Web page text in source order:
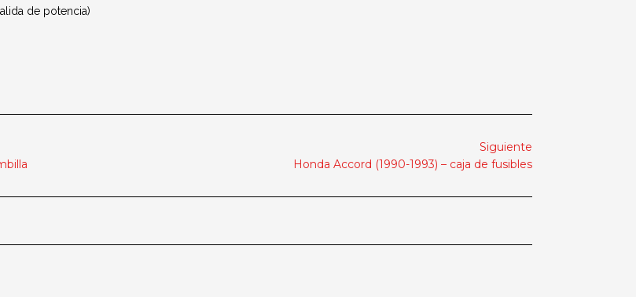
de potencia)
Siguiente
Honda Accord (1990-1993) – caja de fusibles